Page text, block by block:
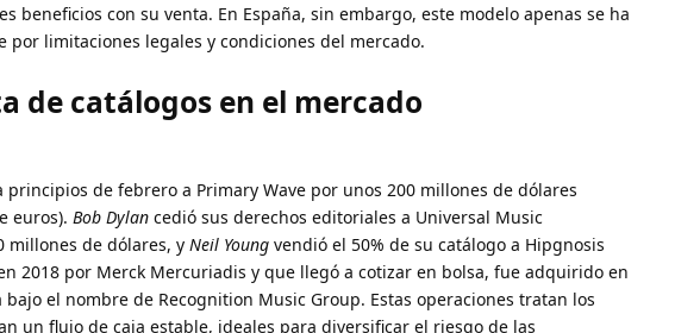
beneficios con su venta. En España, sin embargo, este modelo apenas se ha
limitaciones legales y condiciones del mercado.
de catálogos en el mercado
principios de febrero a Primary Wave por unos 200 millones de dólares
euros). Bob Dylan cedió sus derechos editoriales a Universal Music
millones de dólares, y Neil Young vendió el 50% de su catálogo a Hipgnosis
2018 por Merck Mercuriadis y que llegó a cotizar en bolsa, fue adquirido en
el nombre de Recognition Music Group. Estas operaciones tratan los
un flujo de caja estable, ideales para diversificar el riesgo de las